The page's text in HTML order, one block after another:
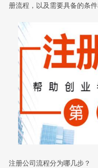
册流程，以及需要具备的条
注册公司流程分为哪几步？